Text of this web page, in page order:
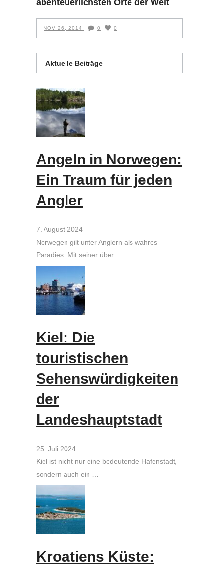
abenteuerlichsten Orte der Welt
NOV 26, 2014 0 0
Aktuelle Beiträge
Angeln in Norwegen:
Ein Traum für jeden
Angler
7. August 2024
Norwegen gilt unter Anglern als wahres
Paradies. Mit seiner über …
Kiel: Die
touristischen
Sehenswürdigkeiten
der
Landeshauptstadt
25. Juli 2024
Kiel ist nicht nur eine bedeutende Hafenstadt,
sondern auch ein …
Kroatiens Küste: